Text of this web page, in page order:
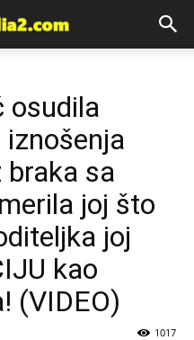
osudila
braka sa
joj što
joj
kao
(VIDEO)
1017